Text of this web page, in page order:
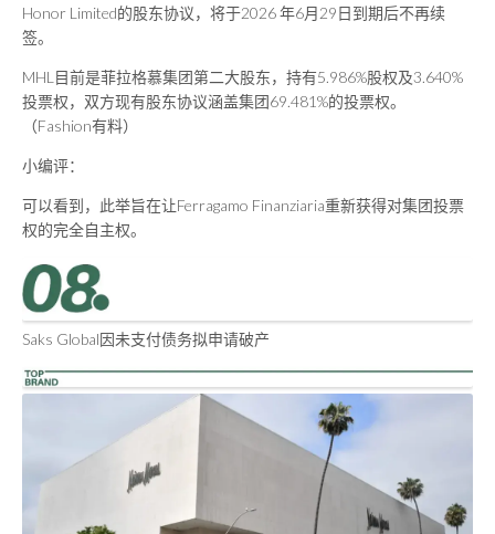
Honor Limited的股东协议，将于2026 年6月29日到期后不再续
签。
MHL目前是菲拉格慕集团第二大股东，持有5.986%股权及3.640%
投票权，双方现有股东协议涵盖集团69.481%的投票权。
（Fashion有料）
小编评：
可以看到，此举旨在让Ferragamo Finanziaria重新获得对集团投票
权的完全自主权。
Saks Global因未支付债务拟申请破产